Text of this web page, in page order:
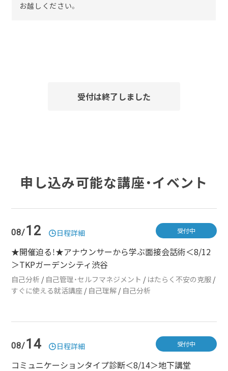
お越しください。
受付は終了しました
申し込み可能な講座・イベント
08/12 日程詳細
★開催迫る！★アナウンサーから学ぶ面接会話術＜8/12
＞TKPガーデンシティ渋谷
自己分析 / 自己管理・セルフマネジメント / はたらく不安の克服 /
すぐに使える就活講座 / 自己理解 / 自己分析
受付中
08/14 日程詳細
コミュニケーションタイプ診断＜8/14＞地下講堂
受付中